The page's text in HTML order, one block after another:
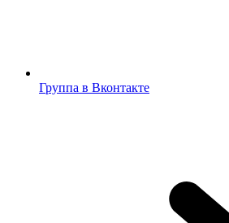
Группа в Вконтакте